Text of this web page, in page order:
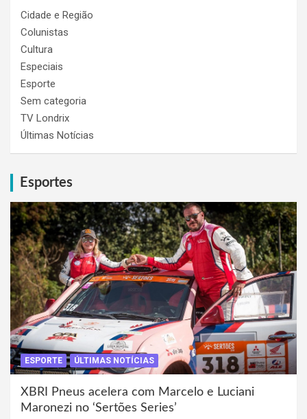
Cidade e Região
Colunistas
Cultura
Especiais
Esporte
Sem categoria
TV Londrix
Últimas Notícias
Esportes
ESPORTE ÚLTIMAS NOTÍCIAS
XBRI Pneus acelera com Marcelo e Luciani
Maronezi no ‘Sertões Series’